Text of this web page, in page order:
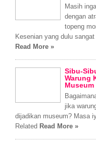
Masih
dengan
topeng
Kesenian yang dulu
Read More »
Sibu-
Warung
Museum
jika
dijadikan museum? Masa
Related Read More »